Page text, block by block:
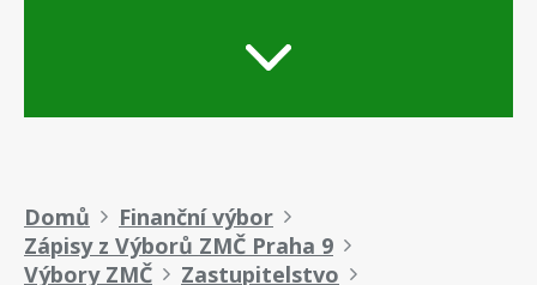
Drobečková
navigace
Domů
Finanční výbor
Zápisy z Výborů ZMČ Praha 9
Výbory ZMČ
Zastupitelstvo